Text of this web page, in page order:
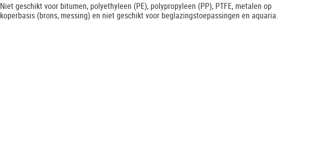
Niet geschikt voor bitumen, polyethyleen (PE), polypropyleen (PP), PTFE, metalen op
koperbasis (brons, messing) en niet geschikt voor beglazingstoepassingen en aquaria.